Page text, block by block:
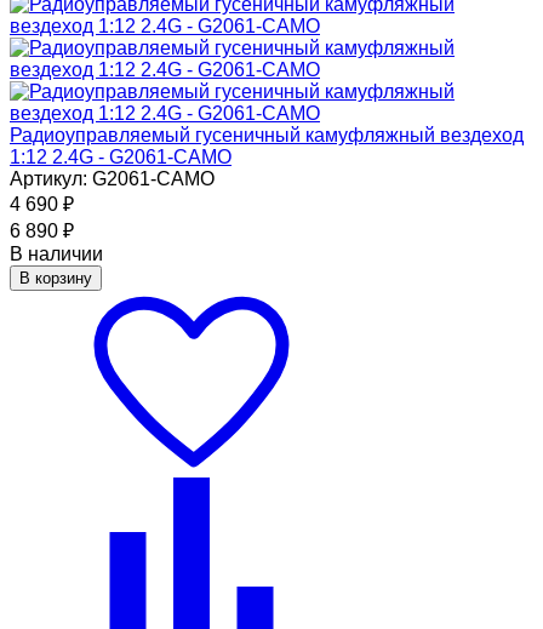
Радиоуправляемый гусеничный камуфляжный вездеход
1:12 2.4G - G2061-CAMO
Артикул: G2061-CAMO
4 690 ₽
6 890 ₽
В наличии
В корзину